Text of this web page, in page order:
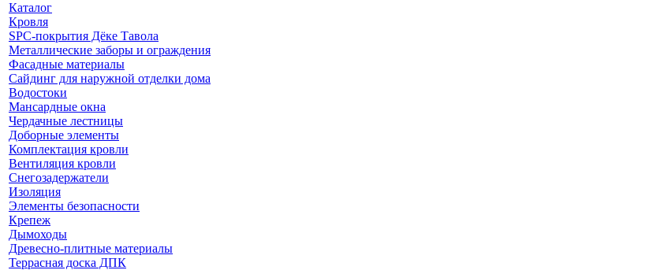
Каталог
Кровля
SPC-покрытия Дёке Тавола
Металлические заборы и ограждения
Фасадные материалы
Сайдинг для наружной отделки дома
Водостоки
Мансардные окна
Чердачные лестницы
Доборные элементы
Комплектация кровли
Вентиляция кровли
Снегозадержатели
Изоляция
Элементы безопасности
Крепеж
Дымоходы
Древесно-плитные материалы
Террасная доска ДПК